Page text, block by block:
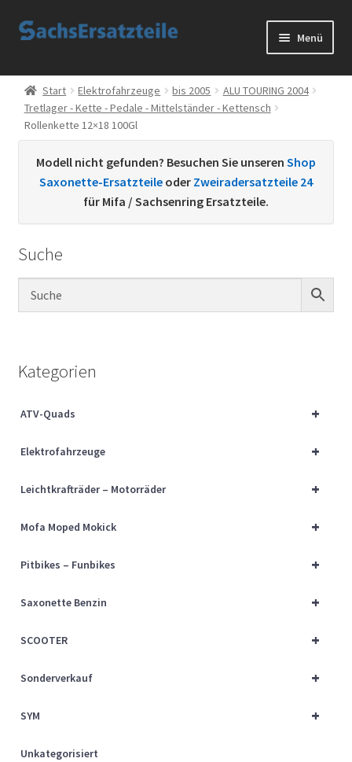
Zur
Zum
Menü
Start
AGB
Datenschutzerklärung
Sachs Ersatzteile
Über uns
Vertrag widerrufen
Widerrufsbelehrung
Cart
Checkout
Start Elektrofahrzeuge bis 2005
ALU TOURING 2004
Tretlager - Kette - Pedale - Mittelständer - Kettensch
Rollenkette 12×18 100Gl
Modell nicht gefunden? Besuchen Sie unseren Shop
Saxonette-Ersatzteile oder Zweiradersatzteile 24
für Mifa / Sachsenring Ersatzteile.
Suche
Kategorien
+
ATV-Quads
+
Elektrofahrzeuge
+
Leichtkrafträder – Motorräder
+
Mofa Moped Mokick
+
Pitbikes – Funbikes
+
Saxonette Benzin
+
SCOOTER
+
Sonderverkauf
+
SYM
Unkategorisiert